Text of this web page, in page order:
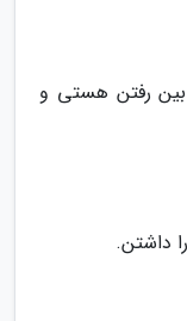
رفتن هستی و
داشتن.